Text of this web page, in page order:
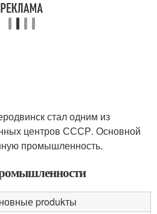
стал одним из
центров СССР. Основной
промышленность.
produkты